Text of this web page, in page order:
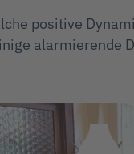
positive
alarmierende